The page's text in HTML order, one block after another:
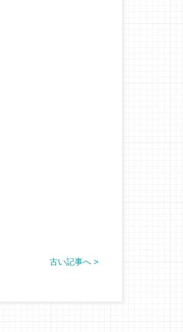
古い記事へ >